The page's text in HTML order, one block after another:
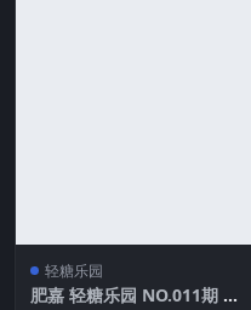
轻糖乐园
肥嘉 轻糖乐园 NO.011期 最